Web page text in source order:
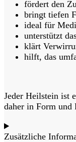
fördert den
bringt tiefen
ideal für
unterstützt
klärt
hilft, das
Jeder Heilstein ist
daher in Form und
Zusätzliche